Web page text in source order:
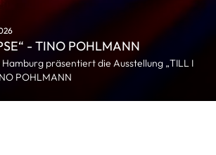
- TINO POHLMANN
präsentiert die Ausstellung „TILL I
POHLMANN